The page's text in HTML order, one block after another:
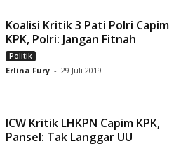
Koalisi Kritik 3 Pati Polri Capim
KPK, Polri: Jangan Fitnah
Politik
Erlina Fury - 29 Juli 2019
ICW Kritik LHKPN Capim KPK,
Pansel: Tak Langgar UU